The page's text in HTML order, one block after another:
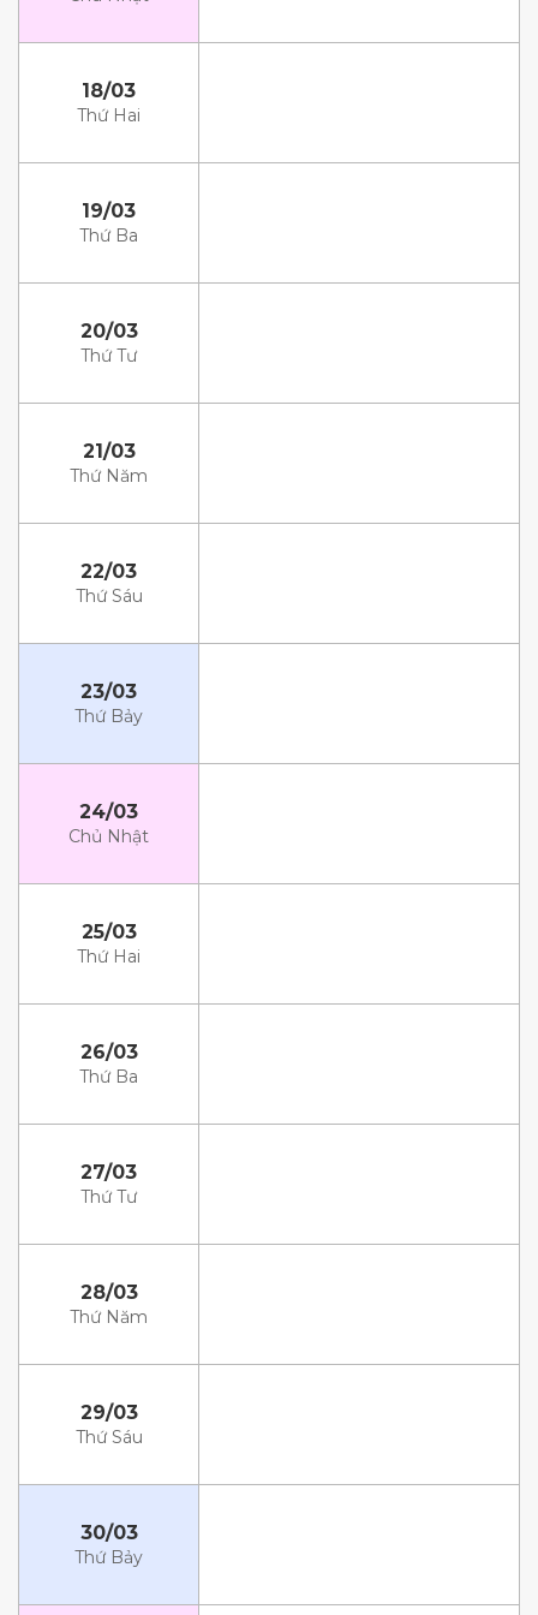
18/03
Thứ Hai
19/03
Thứ Ba
20/03
Thứ Tư
21/03
Thứ Năm
22/03
Thứ Sáu
23/03
Thứ Bảy
24/03
Chủ Nhật
25/03
Thứ Hai
26/03
Thứ Ba
27/03
Thứ Tư
28/03
Thứ Năm
29/03
Thứ Sáu
30/03
Thứ Bảy